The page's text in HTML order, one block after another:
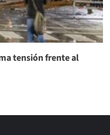
tensión frente al